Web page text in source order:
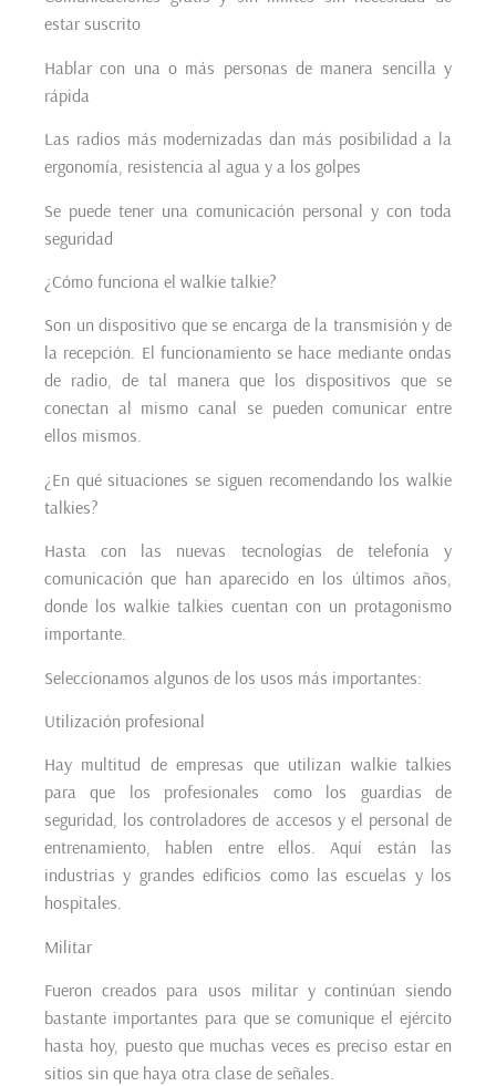
estar suscrito
Hablar con una o más personas de manera sencilla y
rápida
Las radios más modernizadas dan más posibilidad a la
ergonomía, resistencia al agua y a los golpes
Se puede tener una comunicación personal y con toda
seguridad
¿Cómo funciona el walkie talkie?
Son un dispositivo que se encarga de la transmisión y de
la recepción. El funcionamiento se hace mediante ondas
de radio, de tal manera que los dispositivos que se
conectan al mismo canal se pueden comunicar entre
ellos mismos.
¿En qué situaciones se siguen recomendando los walkie
talkies?
Hasta con las nuevas tecnologías de telefonía y
comunicación que han aparecido en los últimos años,
donde los walkie talkies cuentan con un protagonismo
importante.
Seleccionamos algunos de los usos más importantes:
Utilización profesional
Hay multitud de empresas que utilizan walkie talkies
para que los profesionales como los guardias de
seguridad, los controladores de accesos y el personal de
entrenamiento, hablen entre ellos. Aquí están las
industrias y grandes edificios como las escuelas y los
hospitales.
Militar
Fueron creados para usos militar y continúan siendo
bastante importantes para que se comunique el ejército
hasta hoy, puesto que muchas veces es preciso estar en
sitios sin que haya otra clase de señales.